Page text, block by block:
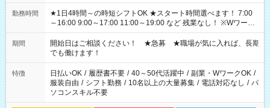
勤務時間
★1日4時間～の時短シフトOK ★スタート時間選べます！ 7:00
～16:00 9:00～17:00 11:00～19:00 など 残業なし！ ※Wワーク
の場合、他のお仕事と合わせ週40時間超の就業はご案内できま
せん ※法令に基づき、週20時間以上勤務は社会保険への加入対
象となります ※労働者派遣法（日雇い派遣の原則禁止）によ
り、短時間・短期間の就業はご案内が難しい場合があります
期間
開始日はご相談ください！ ★急募 ★職場が気に入れば、長期
でも働けます！
特徴 日払いOK / 履歴書不要 / 40～50代活躍中 / 副業・WワークOK /
服装自由 / シフト勤務 / 10名以上の大量募集 / 電話対応なし / パ
ソコンスキル不要